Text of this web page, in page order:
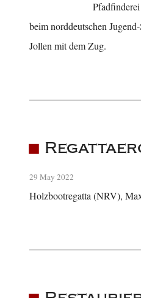
beim norddeutschen
Jollen mit dem Zug.
29 May 2022
Holzbootregatta (NRV),